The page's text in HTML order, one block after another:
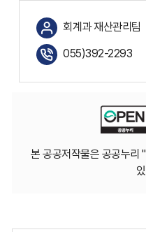
회계과 재산관리팀
055)392-2293
본 공공저작물은 공공누리